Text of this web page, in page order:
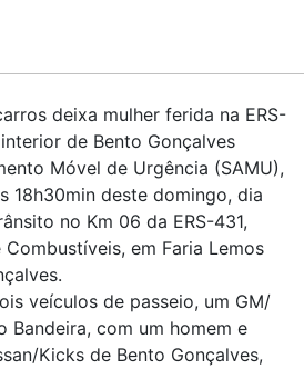
deixa mulher ferida na ERS-
de Bento Gonçalves
Móvel de Urgência (SAMU),
18h30min deste domingo, dia
no Km 06 da ERS-431,
em Faria Lemos
veículos de passeio, um GM/
Bandeira, com um homem e
Kicks de Bento Gonçalves,